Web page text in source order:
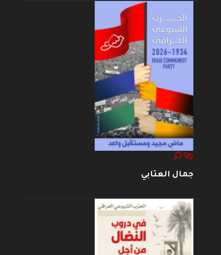
جمال العتابي